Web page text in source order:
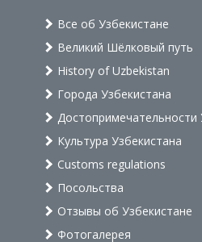
Все об Узбекистане
Великий Шёлковый путь
History of Uzbekistan
Города Узбекистана
Достопримечательности
Культура Узбекистана
Customs regulations
Посольства
Отзывы об Узбекистане
Фотогалерея